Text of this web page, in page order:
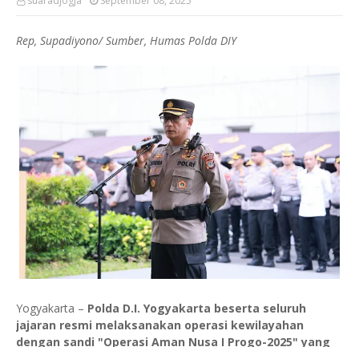
Rep, Supadiyono/ Sumber, Humas Polda DIY
Yogyakarta – Polda D.I. Yogyakarta beserta seluruh
jajaran resmi melaksanakan operasi kewilayahan
dengan sandi "Operasi Aman Nusa I Progo-2025" yang